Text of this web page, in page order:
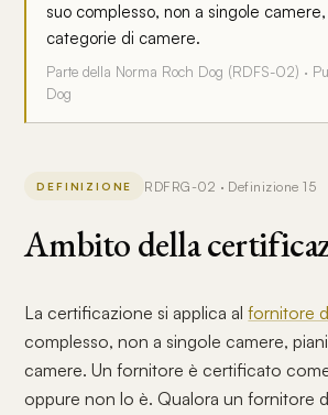
suo complesso, non a singole
categorie di camere.
Parte della Norma Roch Dog (RDFS-02) ·
Dog
DEFINIZIONE RDFRG-02 · Definizione 15
Ambito della
La certificazione si applica alfornitore
complesso, non a singole camere,
camere. Un fornitore è certificato
oppure non lo è. Qualora un fornitore